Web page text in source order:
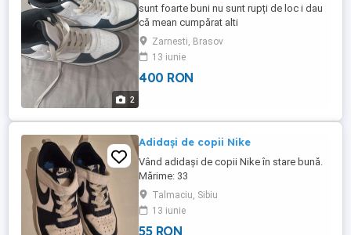
2
sunt foarte buni nu sunt rupți de loc i dau
că mean cumpărat alti
Zarnesti, Brasov
13 iunie
400 RON
Adidași de copii Nike
Vând adidași de copii Nike în stare bună.
Mărime: 33
Talmaciu, Sibiu
13 iunie
55 RON